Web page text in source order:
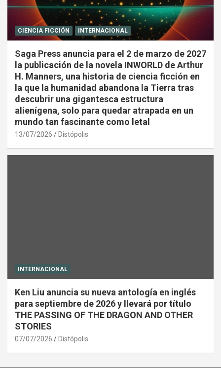
CIENCIA FICCIÓN INTERNACIONAL
Saga Press anuncia para el 2 de marzo de 2027
la publicación de la novela INWORLD de Arthur
H. Manners, una historia de ciencia ficción en
la que la humanidad abandona la Tierra tras
descubrir una gigantesca estructura
alienígena, solo para quedar atrapada en un
mundo tan fascinante como letal
13/07/2026 Distópolis
INTERNACIONAL
Ken Liu anuncia su nueva antología en inglés
para septiembre de 2026 y llevará por título
THE PASSING OF THE DRAGON AND OTHER
STORIES
07/07/2026 Distópolis